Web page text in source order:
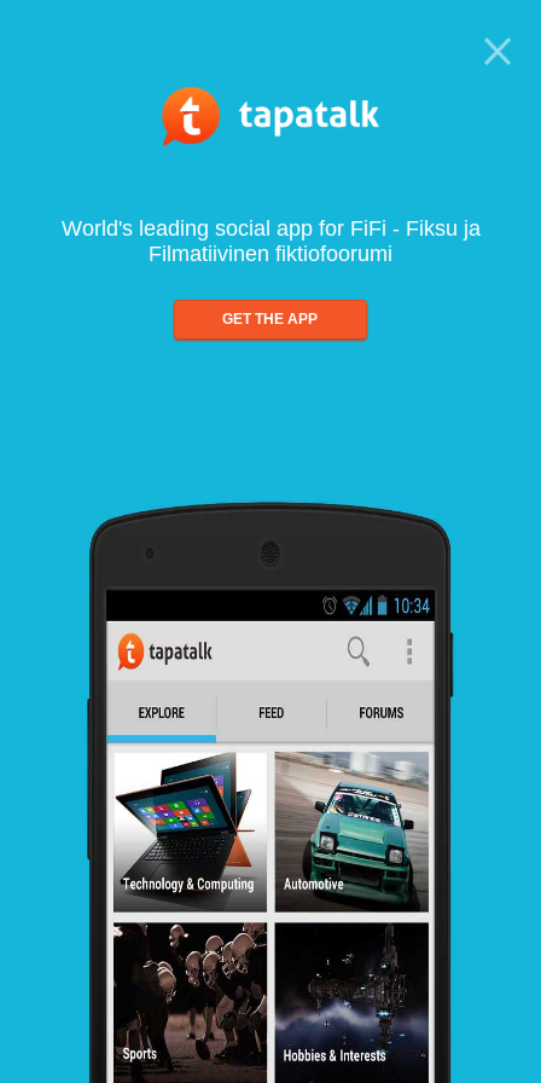
World's leading social app for FiFi - Fiksu ja
Filmatiivinen fiktiofoorumi
GET THE APP